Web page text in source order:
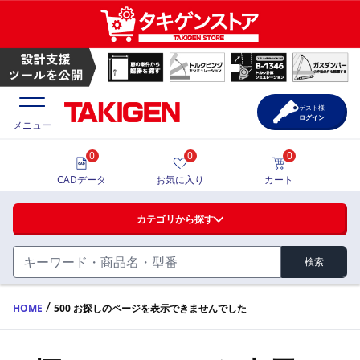
ハンドル・取手・つまみ・周辺機器
FA・A
蝶番・ステー・周辺機器
価格一覧
製品カタログ
メニュー
カテゴリから探す
検索
0
CADデータ
0
お気に入り
0
カート
ゲスト様
ログイン
HOME / 500 お探しのページを表示できませんでした